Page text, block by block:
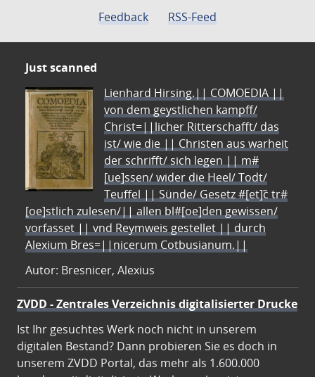
Feedback
RSS-Feed
Just scanned
Lienhard Hirsing.|| COMOEDIA ||
von dem geystlichen kampff/
Christ=||licher Ritterschafft/ das
ist/ wie die || Christen aus warheit
der schrifft/ sich legen || m#
[ue]ssen/ wider die Heel/ Todt/
Teuffel || Sünde/ Gesetz #[et]c̃ tr#
[oe]stlich zulesen/|| allen bl#[oe]den gewissen/
vorfasset || vnd Reymweis gestellet || durch
Alexium Bres=||nicerum Cotbusianum.||
Autor: Bresnicer, Alexius
ZVDD - Zentrales Verzeichnis digitalisierter Drucke
Ist Ihr gesuchtes Werk noch nicht in unserem
digitalen Bestand? Dann probieren Sie es doch in
unserem ZVDD Portal, das mehr als 1.600.000